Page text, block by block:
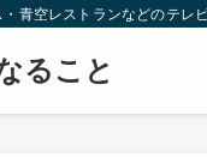
青空レストランなどのテレ
ること